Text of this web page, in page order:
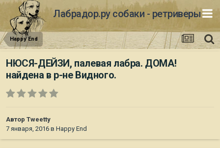
Лабрадор.ру собаки - ретриверы
Happy End
НЮСЯ-ДЕЙЗИ, палевая лабра. ДОМА!
найдена в р-не Видного.
Автор Tweetty
7 января, 2016 в Happy End